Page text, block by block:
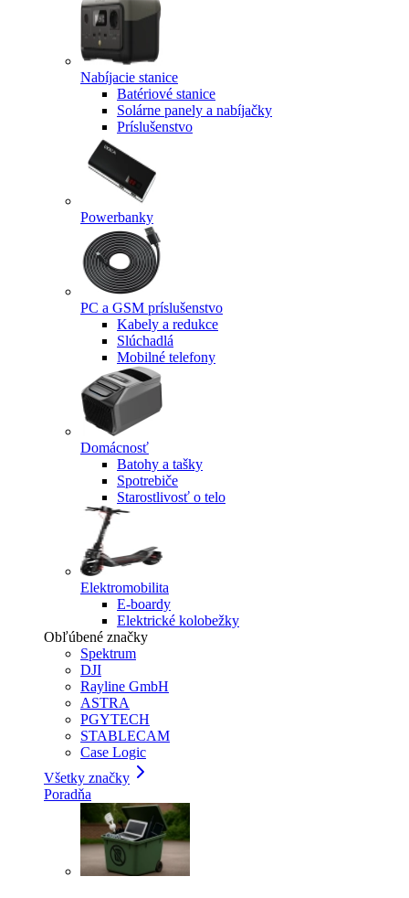
Nabíjacie stanice
Batériové stanice
Solárne panely a nabíjačky
Príslušenstvo
Powerbanky
PC a GSM príslušenstvo
Kabely a redukce
Slúchadlá
Mobilné telefony
Domácnosť
Batohy a tašky
Spotrebiče
Starostlivosť o telo
Elektromobilita
E-boardy
Elektrické kolobežky
Obľúbené značky
Spektrum
DJI
Rayline GmbH
ASTRA
PGYTECH
STABLECAM
Case Logic
Všetky značky
Poradňa